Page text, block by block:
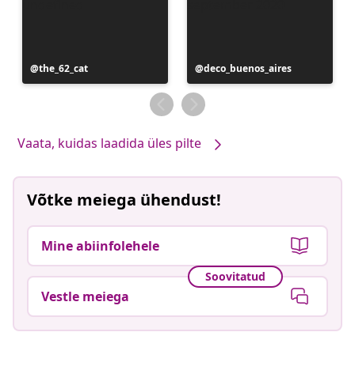
Postitus
avaldatud
the_62_cat
Postitus
avaldatud
deco_buenos_aires
Vaata, kuidas laadida üles pilte
Võtke meiega ühendust!
Mine abiinfolehele
Soovitatud
Vestle meiega